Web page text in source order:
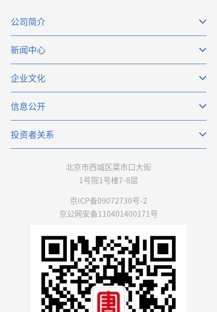
北京市西城区菜市口大街
1号院1号楼7-8层
京ICP备09072730号-2
京公网安备110401400171号
公司简介
新闻中心
企业文化
信息公开
投资者关系